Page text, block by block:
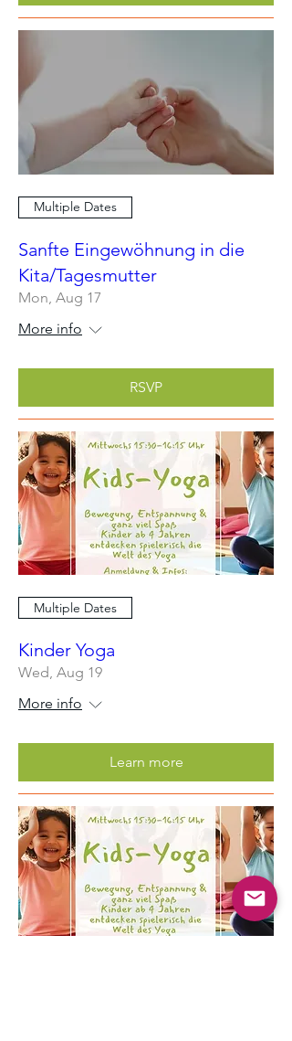
Multiple Dates
Sanfte Eingewöhnung in die
Kita/Tagesmutter
Mon, Aug 17
More info
RSVP
Multiple Dates
Kinder Yoga
Wed, Aug 19
More info
Learn more